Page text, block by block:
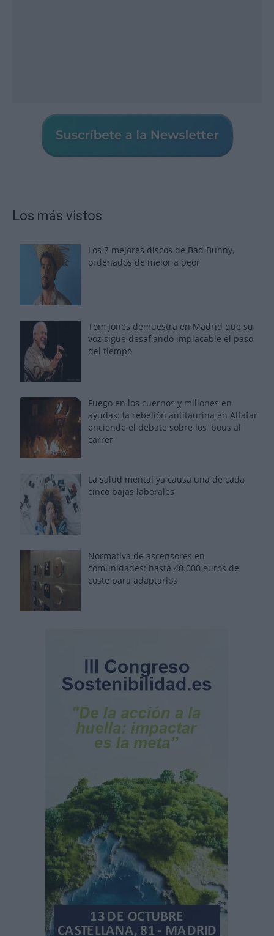
Los más vistos
Los 7 mejores discos de Bad Bunny,
ordenados de mejor a peor
Tom Jones demuestra en Madrid que su
voz sigue desafiando implacable el paso
del tiempo
Fuego en los cuernos y millones en
ayudas: la rebelión antitaurina en Alfafar
enciende el debate sobre los 'bous al
carrer'
La salud mental ya causa una de cada
cinco bajas laborales
Normativa de ascensores en
comunidades: hasta 40.000 euros de
coste para adaptarlos